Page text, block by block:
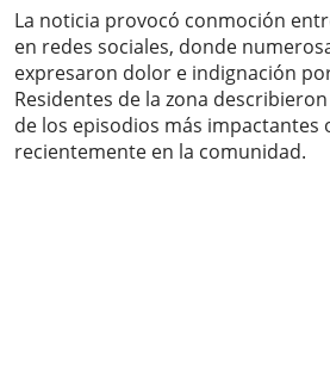
La noticia provocó conmoción
en redes sociales, donde
expresaron dolor e indignación
Residentes de la zona
de los episodios más impactantes
recientemente en la comunidad.